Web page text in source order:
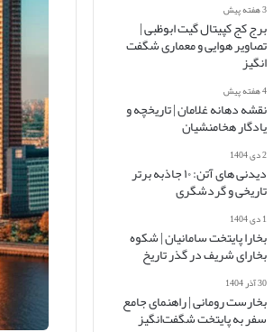
3 هفته پیش
برج کج کپیتال گیت ابوظبی |
تصاویر هوایی و معماری شگفت
انگیز
4 هفته پیش
نقشه دهانه غلامان | تاریخچه و
یادگار هخامنشیان
2 دی 1404
دیدنی های آتن: ۱۰ جاذبه برتر
تاریخی و گردشگری
1 دی 1404
بخارا پایتخت سامانیان | شکوه
بخارای شریف در گذر تاریخ
30 آذر 1404
بخارست رومانی | راهنمای جامع
سفر به پایتخت شگفت‌انگیز